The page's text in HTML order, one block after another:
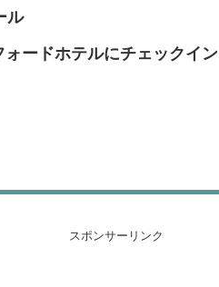
ル
ードホテルにチェックイン
スポンサーリンク